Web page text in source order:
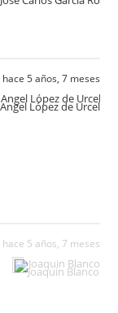
hace 5 años, 7 meses
Angel López de Urcelay
hace 5 años, 7 meses
Joaquin Blanco